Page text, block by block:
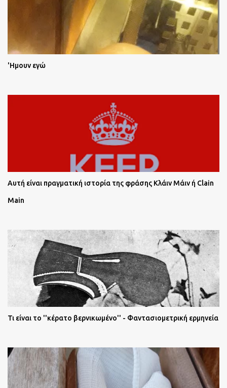
'Ημουν εγώ
Αυτή είναι πραγματική ιστορία της φράσης Κλάιν Μάιν ή Clain
Main
Τι είναι το ''κέρατο βερνικωμένο'' - Φαντασιομετρική ερμηνεία